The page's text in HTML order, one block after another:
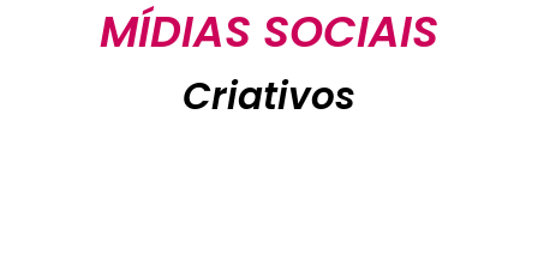
MÍDIAS SOCIAIS
Criativos